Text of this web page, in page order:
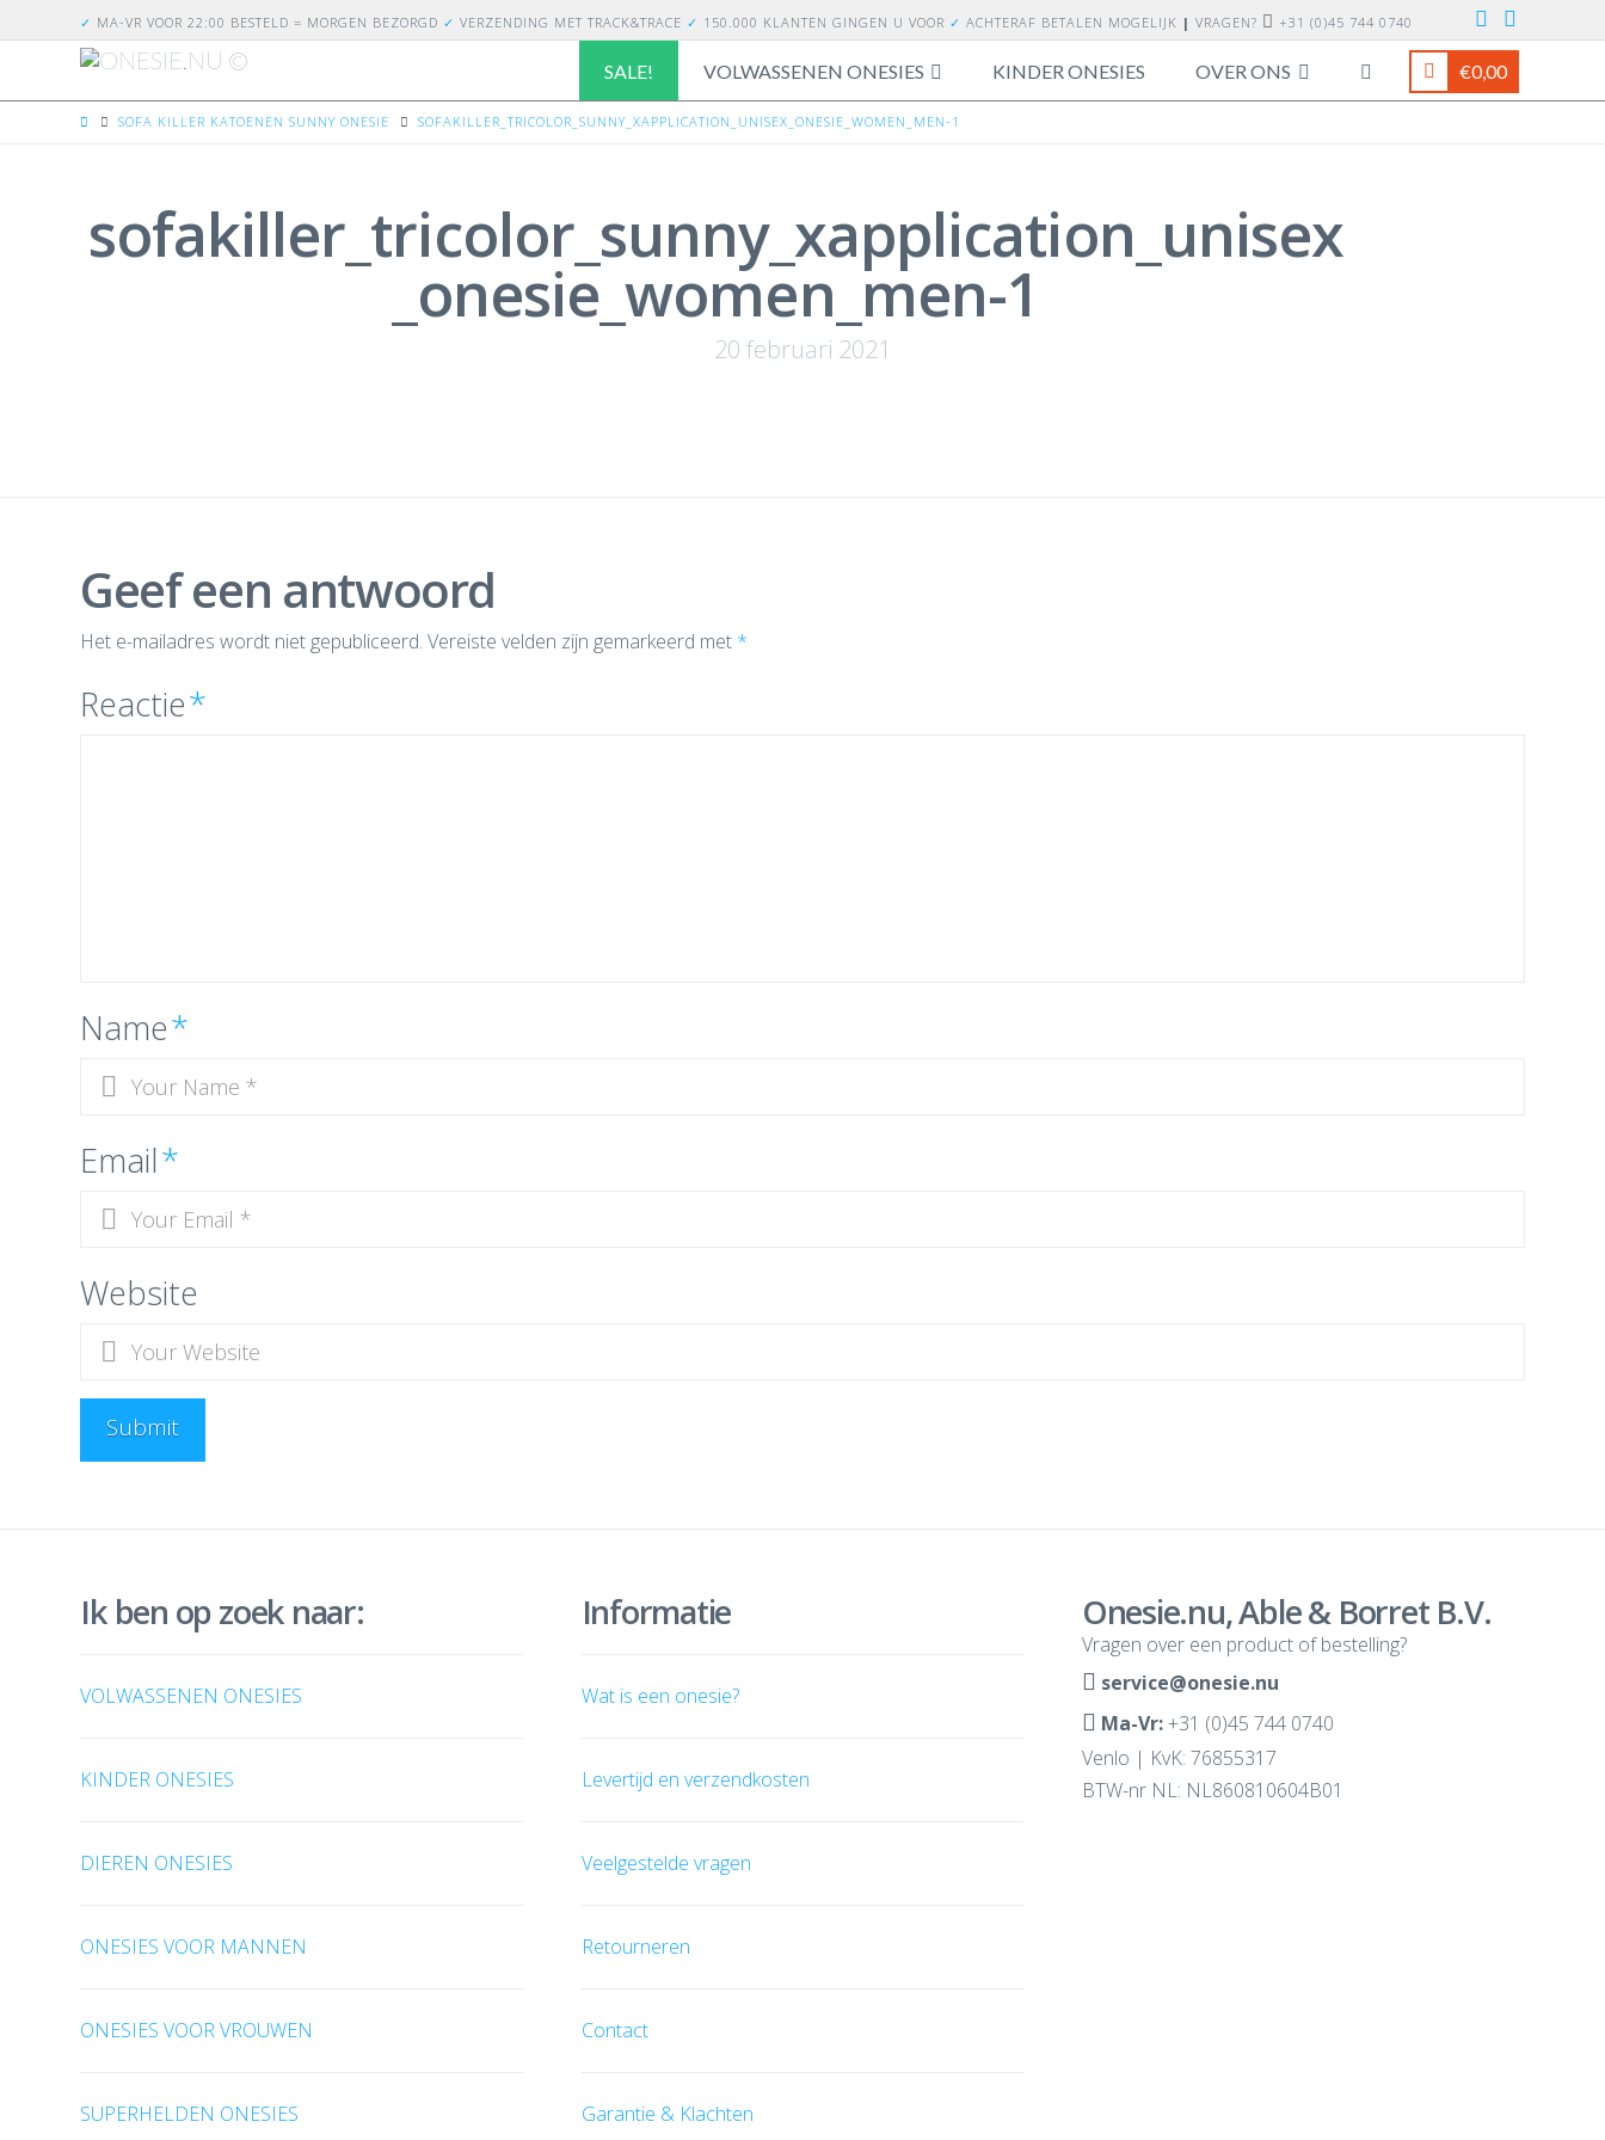
✓ MA-VR VOOR 22:00 BESTELD = MORGEN BEZORGD ✓ VERZENDING MET TRACK&TRACE ✓ 150.000 KLANTEN GINGEN U VOOR ✓ACHTERAF BETALEN MOGELIJK | VRAGEN? +31 (0)45 744 0740
SALE! VOLWASSENEN ONESIES KINDER ONESIES OVER ONS €0,00
HOMESOFA KILLER KATOENEN SUNNY ONESIE SOFAKILLER_TRICOLOR_SUNNY_XAPPLICATION_UNISEX_ONESIE_WOMEN_MEN-1
sofakiller_tricolor_sunny_xapplication_unisex
_onesie_women_men-1
20 februari 2021
Geef een antwoord
Het e-mailadres wordt niet gepubliceerd. Vereiste velden zijn gemarkeerd met *
Reactie*
Name*
Email*
Website
Ik ben op zoek naar:
VOLWASSENEN ONESIES
KINDER ONESIES
DIEREN ONESIES
ONESIES VOOR MANNEN
ONESIES VOOR VROUWEN
SUPERHELDEN ONESIES
Informatie
Wat is een onesie?
Levertijd en verzendkosten
Veelgestelde vragen
Retourneren
Contact
Garantie & Klachten
Onesie.nu, Able & Borret B.V.
Vragen over een product of bestelling?
service@onesie.nu
Ma-Vr:+31 (0)45 744 0740
Venlo | KvK: 76855317
BTW-nr NL: NL860810604B01